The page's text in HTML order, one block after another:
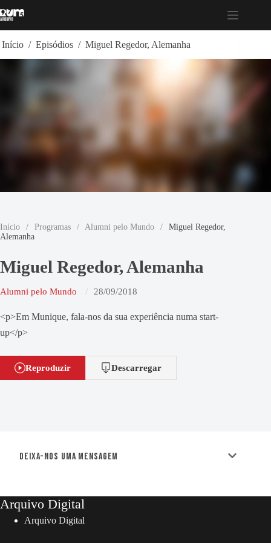
para
Início / Episódios / Miguel Regedor, Alemanha
Início / Programas / Alumni pelo Mundo /
Miguel Regedor,
Alemanha
Miguel Regedor, Alemanha
Alumni pelo Mundo 28/09/2018
<p>Em Munique, fala-nos da sua experiência numa start-
up</p>
Reproduzir Descarregar
Deixa-nos uma mensagem
Arquivo Digital
Arquivo Digital